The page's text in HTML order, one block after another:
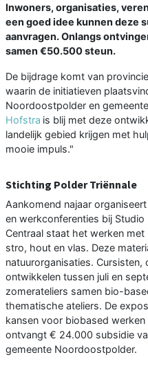
Inwoners, organisaties,
een goed idee kunnen deze
aanvragen. Onlangs
samen €50.500 steun.
De bijdrage komt van
waarin de initiatieven
Noordoostpolder en
Hofstra is blij met deze
landelijk gebied krijgen met
mooie impuls."
Stichting Polder Triënnale
Aankomend najaar
en werkconferenties bij Studio
Centraal staat het werken
stro, hout en vlas. Deze
natuurorganisaties.
ontwikkelen tussen juli en
zomerateliers samen bio-
thematische ateliers. De
kansen voor biobased
ontvangt € 24.000 subsidie
gemeente Noordoostpolder.